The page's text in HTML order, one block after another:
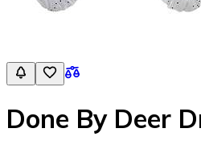
Done By Deer